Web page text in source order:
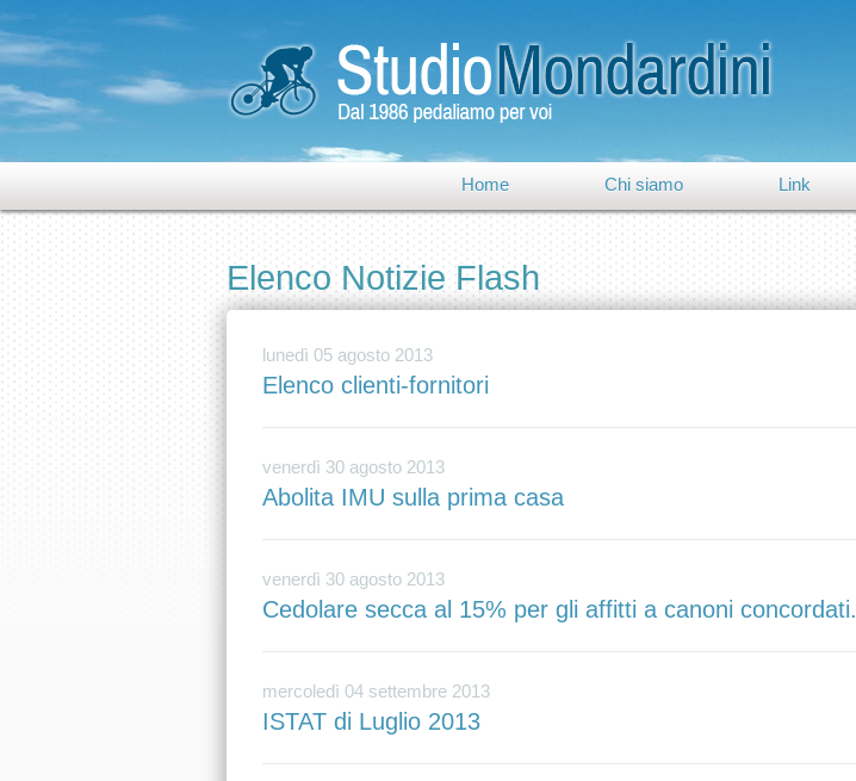
Link
Chi siamo
Home
Elenco Notizie Flash
lunedì 05 agosto 2013
Elenco clienti-fornitori
venerdì 30 agosto 2013
Abolita IMU sulla prima casa
venerdì 30 agosto 2013
Cedolare secca al 15% per gli affitti a canoni concordati.
mercoledì 04 settembre 2013
ISTAT di Luglio 2013